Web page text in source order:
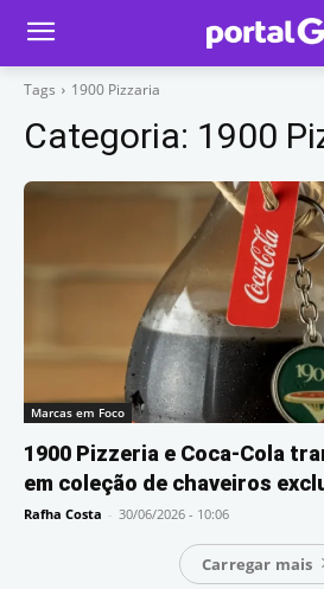
Tags 1900 Pizzaria
Categoria: 1900
Marcas em Foco
1900 Pizzeria e Coca-Cola
em coleção de chaveiros
Rafha Costa - 30/06/2026 - 10:06
Carregar mais